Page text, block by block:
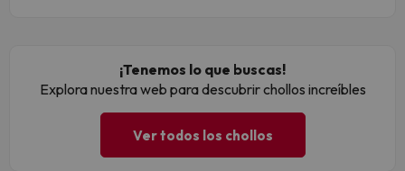
¡Tenemos lo que buscas!
Explora nuestra web para descubrir chollos increíbles
Ver todos los chollos